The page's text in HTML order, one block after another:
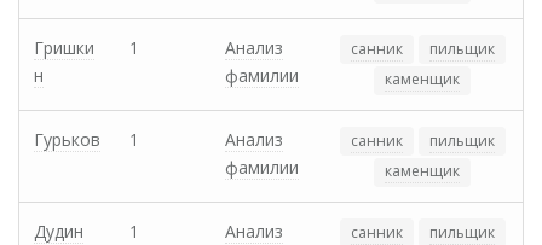
Гришки
н
1
Анализ
фамилии
санник
пильщик
каменщик
Гурьков 1
Анализ
фамилии
санник
пильщик
каменщик
Дудин 1
Анализ
санник
пильщик